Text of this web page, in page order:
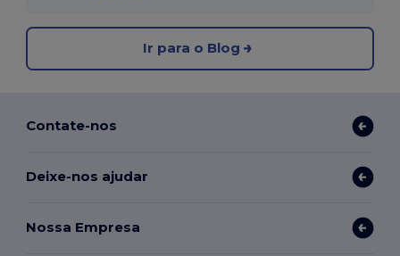
Ir para o Blog
Contate-nos
Deixe-nos ajudar
Nossa Empresa